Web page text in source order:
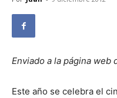
Enviado a la página web
Este año se celebra el